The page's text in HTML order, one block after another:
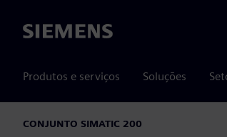
Siemens
Produtos e serviços Soluções
CONJUNTO SIMATIC 200